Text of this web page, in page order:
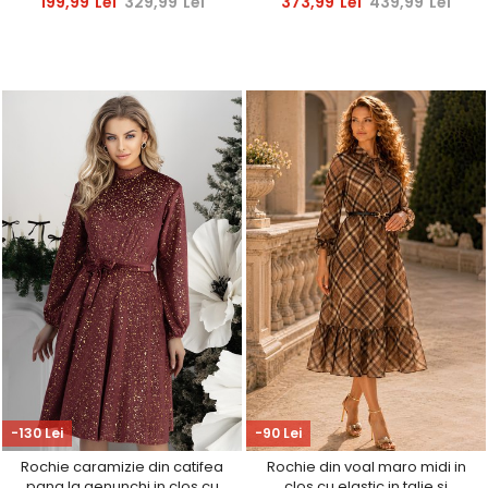
-130 Lei
Rochie caramizie din catifea
-90 Lei
Rochie din voal maro midi in